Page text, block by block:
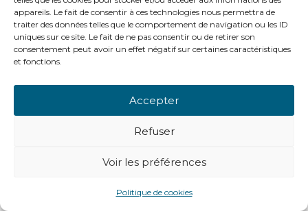
Fonds de concours
mobilites actives
Vous devez être connecté pour accéder à
appareils. Le fait de consentir à ces technologies nous permettra de
traiter des données telles que le comportement de navigation ou les ID
uniques sur ce site. Le fait de ne pas consentir ou de retirer son
consentement peut avoir un effet négatif sur certaines caractéristiques
et fonctions.
Accepter
Refuser
Voir les préférences
Politique de cookies